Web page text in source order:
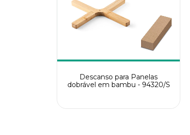
Descanso para Panelas
dobrável em bambu - 94320/S